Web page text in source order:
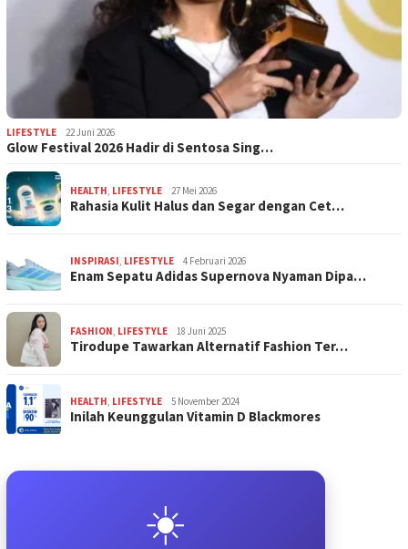
LIFESTYLE 22 Juni 2026
Glow Festival 2026 Hadir di Sentosa Sing…
HEALTH LIFESTYLE 27 Mei 2026
Rahasia Kulit Halus dan Segar dengan Cet…
INSPIRASI LIFESTYLE 4 Februari 2026
Enam Sepatu Adidas Supernova Nyaman Dipa…
FASHION LIFESTYLE 18 Juni 2025
Tirodupe Tawarkan Alternatif Fashion Ter…
HEALTH LIFESTYLE 5 November 2024
Inilah Keunggulan Vitamin D Blackmores
☀️